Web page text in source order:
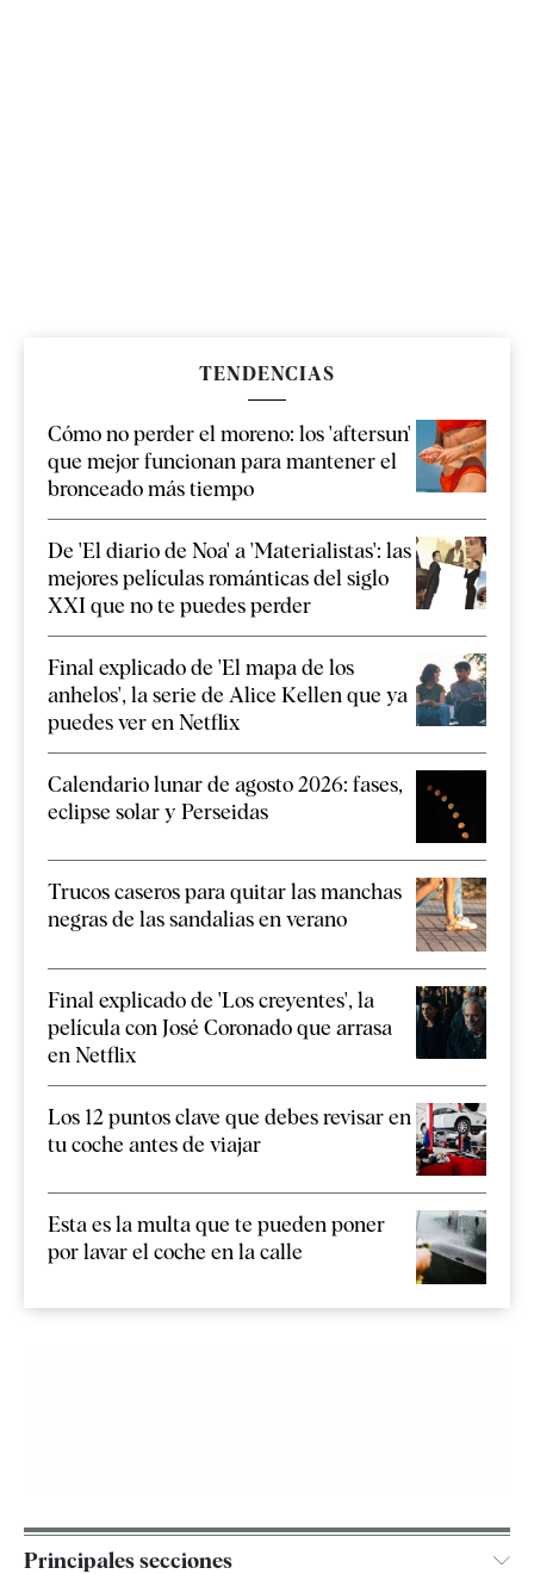
TENDENCIAS
Cómo no perder el moreno: los 'aftersun'
que mejor funcionan para mantener el
bronceado más tiempo
De 'El diario de Noa' a 'Materialistas': las
mejores películas románticas del siglo
XXI que no te puedes perder
Final explicado de 'El mapa de los
anhelos', la serie de Alice Kellen que ya
puedes ver en Netflix
Calendario lunar de agosto 2026: fases,
eclipse solar y Perseidas
Trucos caseros para quitar las manchas
negras de las sandalias en verano
Final explicado de 'Los creyentes', la
película con José Coronado que arrasa
en Netflix
Los 12 puntos clave que debes revisar en
tu coche antes de viajar
Esta es la multa que te pueden poner
por lavar el coche en la calle
Principales secciones